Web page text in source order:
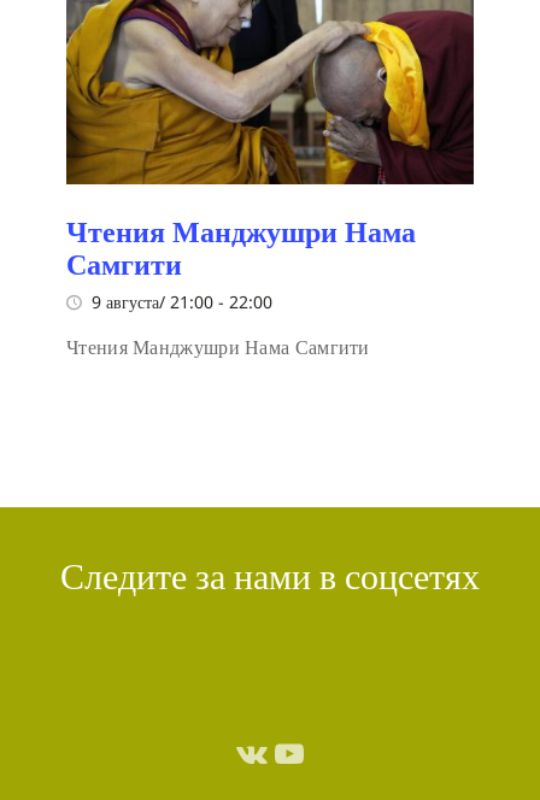
Чтения Манджушри Нама
Самгити
9 августа/ 21:00 - 22:00
Чтения Манджушри Нама Самгити
Следите за нами в соцсетях